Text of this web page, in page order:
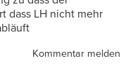
dass LH nicht mehr
Kommentar melden